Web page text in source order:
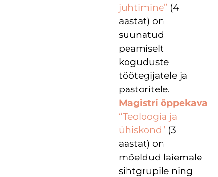
juhtimine” (4
aastat) on
suunatud
peamiselt
koguduste
töötegijatele ja
pastoritele.
Magistri õppekava
“Teoloogia ja
ühiskond” (3
aastat) on
mõeldud laiemale
sihtgrupile ning